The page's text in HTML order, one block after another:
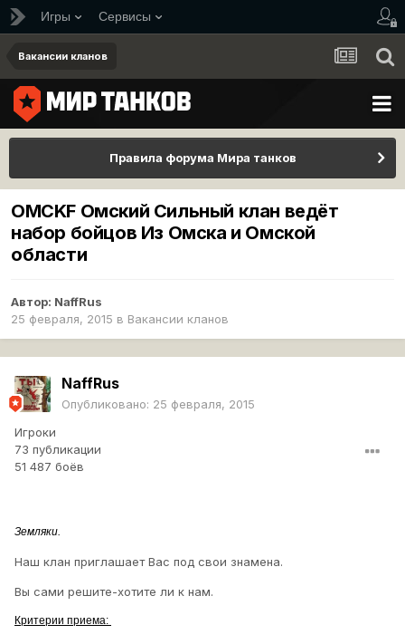
Игры Сервисы
Вакансии кланов
Правила форума Мира танков
OMCKF Омский Сильный клан ведёт
набор бойцов Из Омска и Омской
области
Автор: NaffRus
25 февраля, 2015 в Вакансии кланов
NaffRus
Опубликовано: 25 февраля, 2015
Игроки
73 публикации
51 487 боёв
Земляки.
Наш клан приглашает Вас под свои знамена.
Вы сами решите-хотите ли к нам.
Критерии приема: